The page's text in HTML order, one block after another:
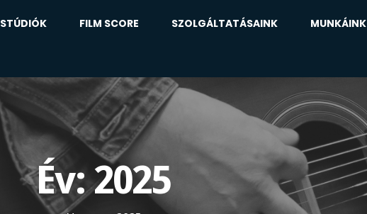
STÚDIÓK FILM SCORE SZOLGÁLTATÁSAINK MUNKÁINK
Év:2025